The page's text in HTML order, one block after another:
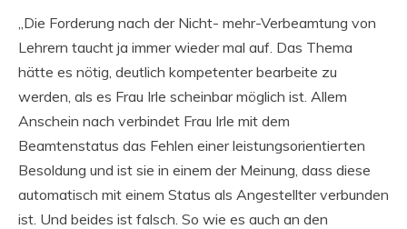
„Die Forderung nach der Nicht- mehr-Verbeamtung von
Lehrern taucht ja immer wieder mal auf. Das Thema
hätte es nötig, deutlich kompetenter bearbeite zu
werden, als es Frau Irle scheinbar möglich ist. Allem
Anschein nach verbindet Frau Irle mit dem
Beamtenstatus das Fehlen einer leistungsorientierten
Besoldung und ist sie in einem der Meinung, dass diese
automatisch mit einem Status als Angestellter verbunden
ist. Und beides ist falsch. So wie es auch an den